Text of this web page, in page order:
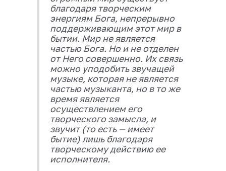
благодаря творческим
энергиям Бога, непрерывно
поддерживающим этот мир в
бытии. Мир не является
частью Бога. Но и не отделен
от Него совершенно. Их связь
можно уподобить звучащей
музыке, которая не является
частью музыканта, но в то же
время является
осуществлением его
творческого замысла, и
звучит (то есть — имеет
бытие) лишь благодаря
творческому действию ее
исполнителя.